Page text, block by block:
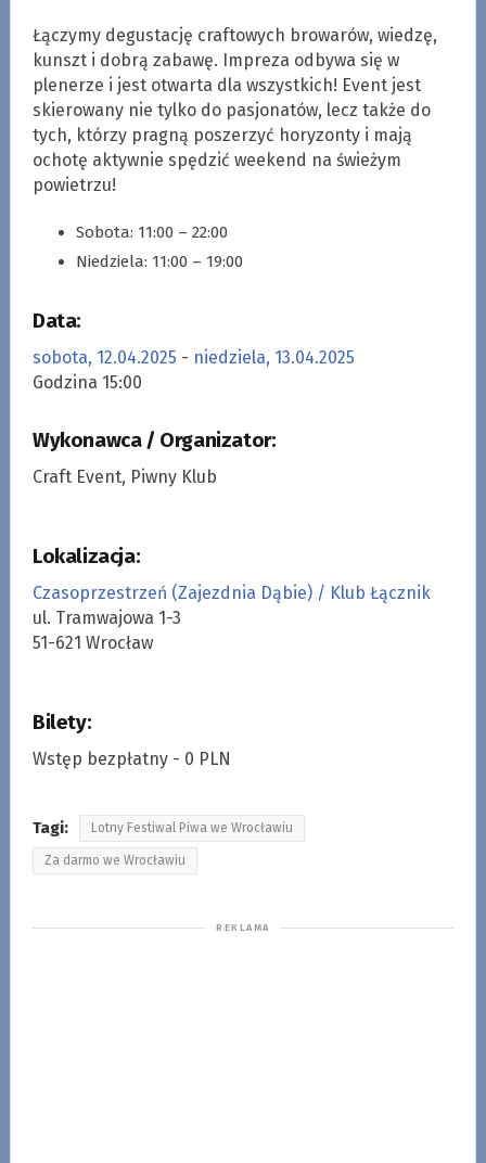
Łączymy degustację craftowych browarów, wiedzę,
kunszt i dobrą zabawę. Impreza odbywa się w
plenerze i jest otwarta dla wszystkich! Event jest
skierowany nie tylko do pasjonatów, lecz także do
tych, którzy pragną poszerzyć horyzonty i mają
ochotę aktywnie spędzić weekend na świeżym
powietrzu!
Sobota: 11:00 – 22:00
Niedziela: 11:00 – 19:00
Data:
sobota, 12.04.2025 - niedziela, 13.04.2025
Godzina 15:00
Wykonawca / Organizator:
Craft Event, Piwny Klub
Lokalizacja:
Czasoprzestrzeń (Zajezdnia Dąbie) / Klub Łącznik
ul. Tramwajowa 1-3
51-621 Wrocław
Bilety:
Wstęp bezpłatny - 0 PLN
Tagi: Lotny Festiwal Piwa we Wrocławiu
Za darmo we Wrocławiu